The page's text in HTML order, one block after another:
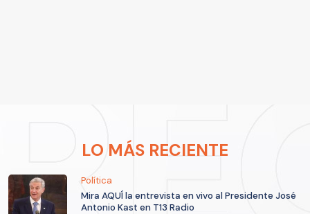
LO MÁS RECIENTE
Política
Mira AQUÍ la entrevista en vivo al Presidente José
Antonio Kast en T13 Radio